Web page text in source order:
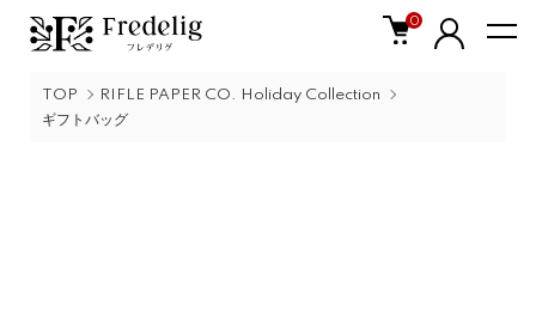
0
TOP
RIFLE PAPER CO. Holiday Collection
ギフトバッグ